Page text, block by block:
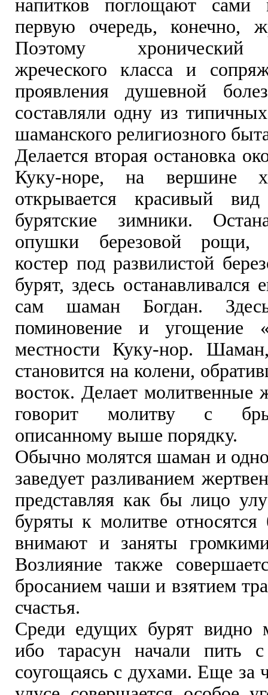
напитков поглощают сами
первую очередь, конечно,
Поэтому хронический
жреческого класса и
проявления душевной
составляли одну из
шаманского религиозного
Делается вторая остановка
Куку-норе, на вершине
открывается красивый
бурятские зимники.
опушки березовой рощи,
костер под развилистой
бурят, здесь
сам шаман Богдан.
поминовение и угощение
местности Куку-нор.
становится на колени,
восток. Делает молитвенные
говорит молитву с
описанному выше порядку.
Обычно молятся шаман и
заведует разливанием
представляя как бы лицо
буряты к молитве относятся
внимают и заняты
Возлияние также
бросанием чаши и взятием
счастья.
Среди едущих бурят видно
ибо тарасун начали пить
соугощаясь с духами. Еще за